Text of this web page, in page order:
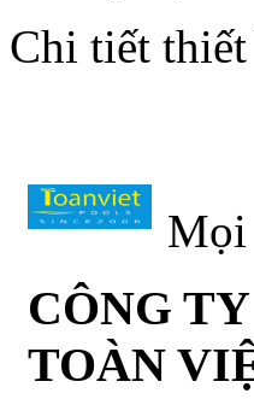
Chi tiết
Mọi
CÔNG
TOÀN